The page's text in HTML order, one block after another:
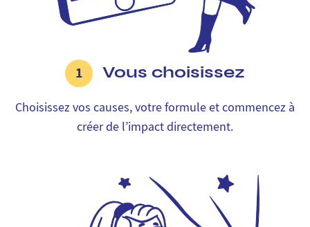
1 Vous choisissez
Choisissez vos causes, votre formule et commencez à
créer de l’impact directement.